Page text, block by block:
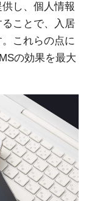
し、個人情報
ことで、入居
これらの点に
の効果を最大